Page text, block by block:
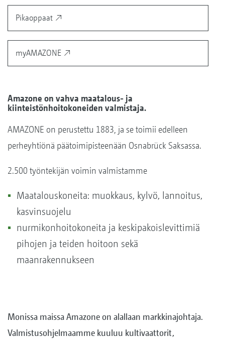
Pikaoppaat
myAMAZONE
Amazone on vahva maatalous- ja
kiinteistönhoitokoneiden valmistaja.
AMAZONE on perustettu 1883, ja se toimii edelleen
perheyhtiönä päätoimipisteenään Osnabrück Saksassa.
2.500 työntekijän voimin valmistamme
Maatalouskoneita: muokkaus, kylvö, lannoitus,
kasvinsuojelu
nurmikonhoitokoneita ja keskipakoislevittimiä
pihojen ja teiden hoitoon sekä
maanrakennukseen
Monissa maissa Amazone on alallaan markkinajohtaja.
Valmistusohjelmaamme kuuluu kultivaattorit,